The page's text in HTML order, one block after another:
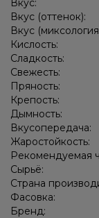
Клюква, Специи/
Кактус, Лимонад,
Ананас,
Маракуйя
Клюква,
Манго, Пряности/
Вкус:
Вкус (оттенок):
Вкус
Кислость:
Сладкость:
Свежесть:
Пряность:
Крепость:
Дымность:
Вкусопередача:
Жаростойкость:
Рекомендуемая
Сырьё:
Страна
Фасовка:
Бренд: